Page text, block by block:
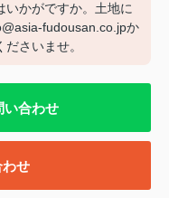
いかがですか。土地に
fudousan.co.jpか
さいませ。
い合わせ
せ